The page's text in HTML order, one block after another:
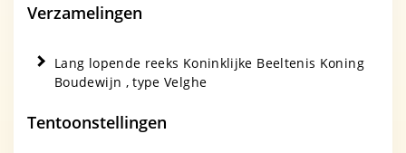
Verzamelingen
Lang lopende reeks Koninklijke Beeltenis Koning
Boudewijn , type Velghe
Tentoonstellingen